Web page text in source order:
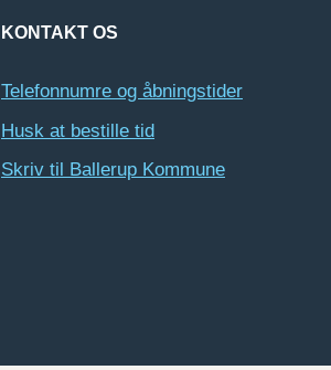
KONTAKT OS
Telefonnumre og åbningstider
Husk at bestille tid
Skriv til Ballerup Kommune